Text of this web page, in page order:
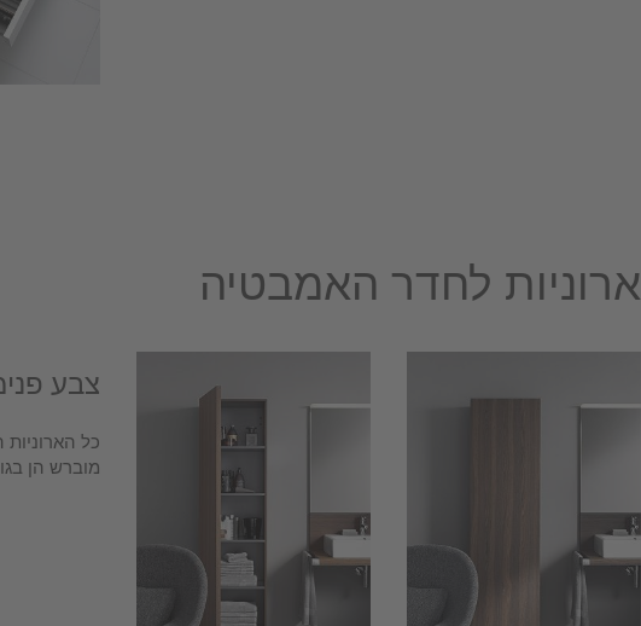
ארוניות לחדר האמבטיה
צבע
כל
מוברש הן